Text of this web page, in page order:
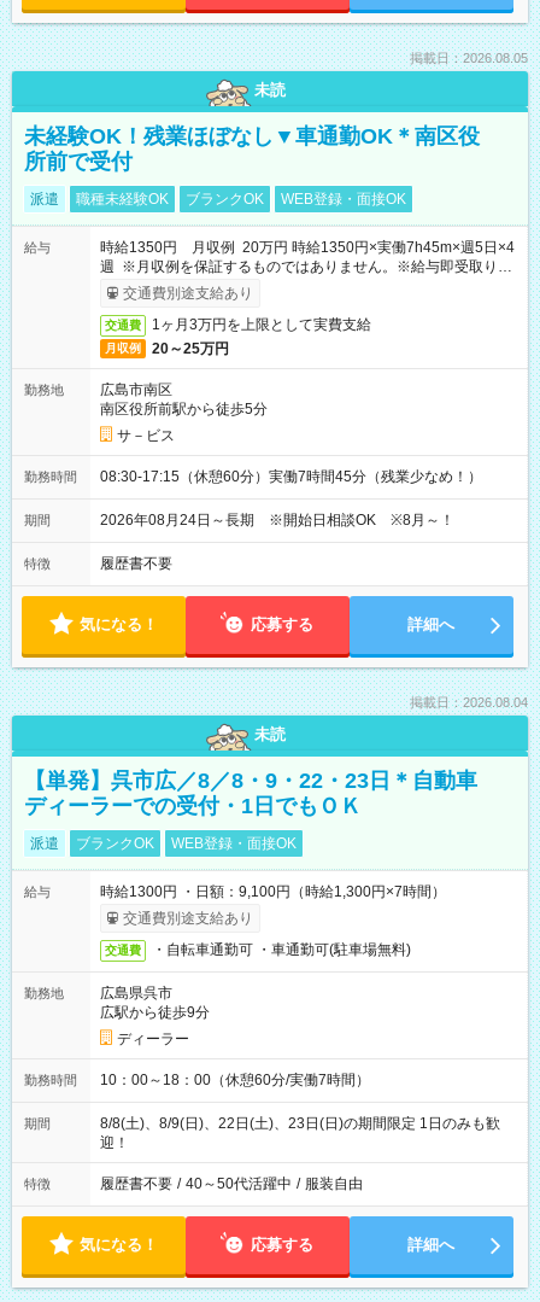
掲載日：2026.08.05
未読
未経験OK！残業ほぼなし▼車通勤OK＊南区役
所前で受付
派遣 職種未経験OK ブランクOK WEB登録・面接OK
給与
時給1350円 月収例 20万円 時給1350円×実働7h45m×週5日×4
週 ※月収例を保証するものではありません。※給与即受取りサ
ービス利用可（利用条件有）
交通費別途支給あり
交通費 1ヶ月3万円を上限として実費支給
月収例 20～25万円
勤務地
広島市南区
南区役所前駅から徒歩5分
サ－ビス
勤務時間 08:30-17:15（休憩60分）実働7時間45分（残業少なめ！）
期間 2026年08月24日～長期 ※開始日相談OK ※8月～！
特徴 履歴書不要
気になる！ 応募する 詳細へ
掲載日：2026.08.04
未読
【単発】呉市広／8／8・9・22・23日＊自動車
ディーラーでの受付・1日でもＯＫ
派遣 ブランクOK WEB登録・面接OK
給与
時給1300円 ・日額：9,100円（時給1,300円×7時間）
交通費別途支給あり
交通費 ・自転車通勤可 ・車通勤可(駐車場無料)
勤務地
広島県呉市
広駅から徒歩9分
ディーラー
勤務時間 10：00～18：00（休憩60分/実働7時間）
期間
8/8(土)、8/9(日)、22日(土)、23日(日)の期間限定 1日のみも歓
迎！
特徴 履歴書不要 / 40～50代活躍中 / 服装自由
気になる！ 応募する 詳細へ